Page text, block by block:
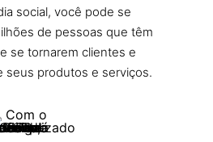
social, você pode se
de pessoas que têm
se tornarem clientes e
seus produtos e serviços.